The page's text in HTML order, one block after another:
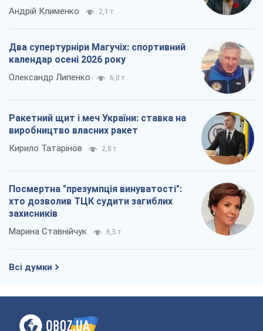
Андрій Клименко 2,1 т.
Два супертурніри Магучіх: спортивний
календар осені 2026 року
Олександр Липенко 6,0 т.
Ракетний щит і меч України: ставка на
виробництво власних ракет
Кирило Татарінов 2,8 т.
Посмертна "презумпція винуватості":
хто дозволив ТЦК судити загиблих
захисників
Марина Ставнійчук 6,5 т.
Всі думки